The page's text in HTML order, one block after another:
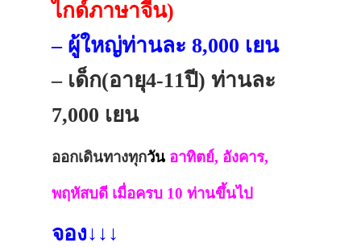
ไกด์ภาษาจีน)
– ผู้ใหญ่ท่านละ 8,000 เยน
– เด็ก(อายุ4-11ปี) ท่านละ
7,000 เยน
ออกเดินทางทุกวัน อาทิตย์, อังคาร,
พฤหัสบดี เมื่อครบ 10 ท่านขึ้นไป
จอง↓↓↓